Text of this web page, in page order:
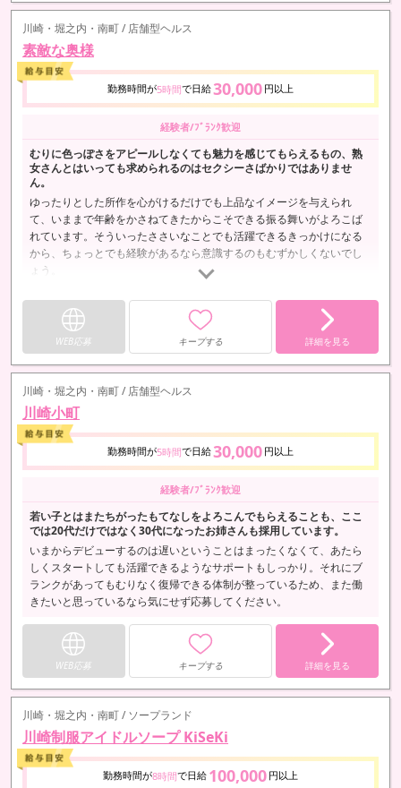
川崎・堀之内・南町 / 店舗型ヘルス
素敵な奥様
勤務時間が5時間で日給30,000 円以上
経験者/ﾌﾞﾗﾝｸ歓迎
むりに色っぽさをアピールしなくても魅力を感じてもらえるもの、熟
女さんとはいっても求められるのはセクシーさばかりではありませ
ん。
ゆったりとした所作を心がけるだけでも上品なイメージを与えられ
て、いままで年齢をかさねてきたからこそできる振る舞いがよろこば
れています。そういったささいなことでも活躍できるきっかけになる
から、ちょっとでも経験があるなら意識するのもむずかしくないでし
ょう。
WEB応募 キープする 詳細を見る
川崎・堀之内・南町 / 店舗型ヘルス
川崎小町
勤務時間が5時間で日給30,000 円以上
経験者/ﾌﾞﾗﾝｸ歓迎
若い子とはまたちがったもてなしをよろこんでもらえることも、ここ
では20代だけではなく30代になったお姉さんも採用しています。
いまからデビューするのは遅いということはまったくなくて、あたら
しくスタートしても活躍できるようなサポートもしっかり。それにブ
ランクがあってもむりなく復帰できる体制が整っているため、また働
きたいと思っているなら気にせず応募してください。
WEB応募 キープする 詳細を見る
川崎・堀之内・南町 / ソープランド
川崎制服アイドルソープ KiSeKi
勤務時間が8時間で日給 100,000 円以上